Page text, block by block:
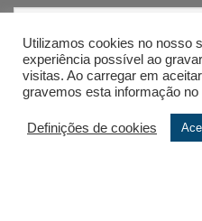
ENVIAR
Utilizamos cookies no nosso
experiência possível ao
visitas. Ao carregar em
gravemos esta informação no
Definições de cookies